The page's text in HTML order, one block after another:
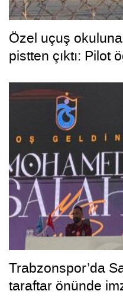
Özel uçuş
pistten çıktı: Pilot
Trabzonspor’da
taraftar önünde